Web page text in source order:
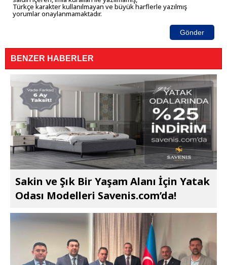
Türkçe karakter kullanılmayan ve büyük harflerle yazılmış
yorumlar onaylanmamaktadır.
Gönder
BENZER HABERLER
Sakin ve Şık Bir Yaşam Alanı İçin Yatak
Odası Modelleri Savenis.com’da!